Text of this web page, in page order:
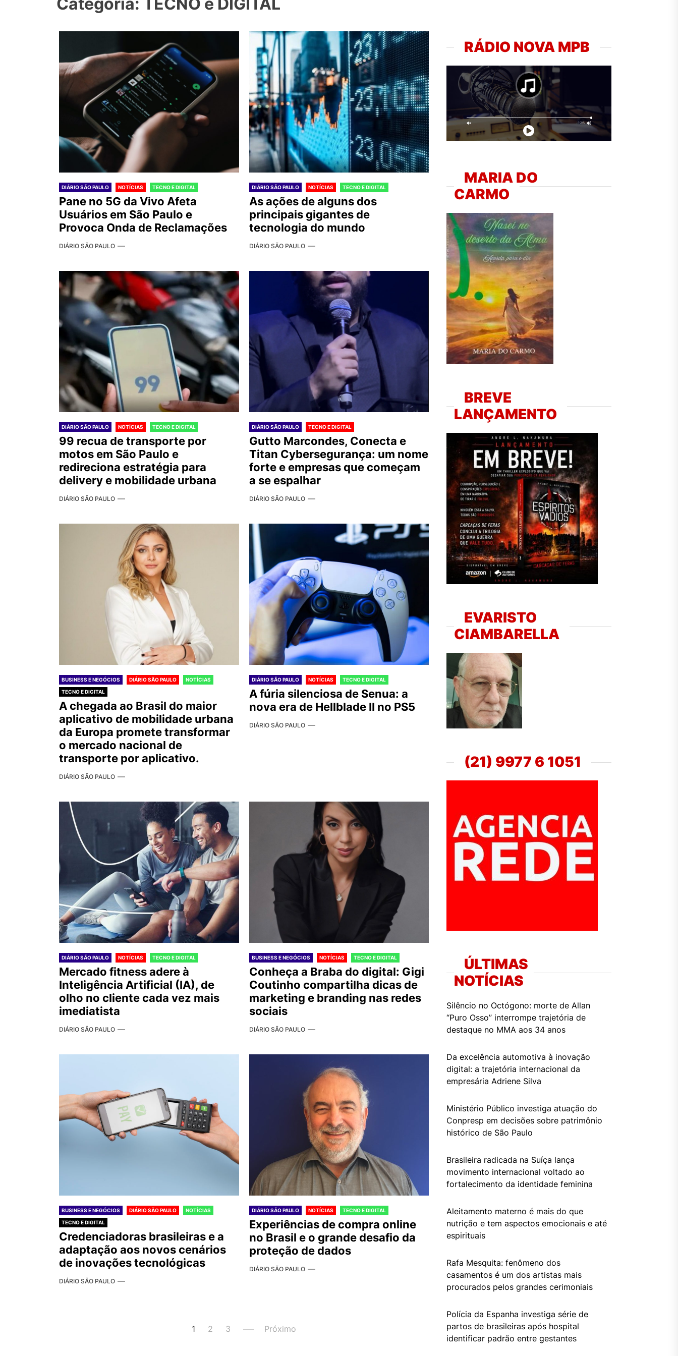
DIÁRIO SÃO PAULO NOTÍCIAS TECNO E DIGITAL
Pane no 5G da Vivo Afeta
Usuários em São Paulo e
Provoca Onda de Reclamações
DIÁRIO SÃO PAULO
DIÁRIO SÃO PAULO NOTÍCIAS TECNO E DIGITAL
As ações de alguns dos
principais gigantes de
tecnologia do mundo
DIÁRIO SÃO PAULO
DIÁRIO SÃO PAULO NOTÍCIAS TECNO E DIGITAL
99 recua de transporte por
motos em São Paulo e
redireciona estratégia para
delivery e mobilidade urbana
DIÁRIO SÃO PAULO
DIÁRIO SÃO PAULO TECNO E DIGITAL
Gutto Marcondes, Conecta e
Titan Cybersegurança: um nome
forte e empresas que começam
a se espalhar
DIÁRIO SÃO PAULO
BUSINESS E NEGÓCIOS DIÁRIO SÃO PAULO
NOTÍCIAS
TECNO E DIGITAL
A chegada ao Brasil do maior
aplicativo de mobilidade urbana
da Europa promete transformar
o mercado nacional de
transporte por aplicativo.
DIÁRIO SÃO PAULO
DIÁRIO SÃO PAULO NOTÍCIAS TECNO E DIGITAL
A fúria silenciosa de Senua: a
nova era de Hellblade II no PS5
DIÁRIO SÃO PAULO
DIÁRIO SÃO PAULO NOTÍCIAS TECNO E DIGITAL
Mercado fitness adere à
Inteligência Artificial (IA), de
olho no cliente cada vez mais
imediatista
DIÁRIO SÃO PAULO
BUSINESS E NEGÓCIOS NOTÍCIAS TECNO E DIGITAL
Conheça a Braba do digital: Gigi
Coutinho compartilha dicas de
marketing e branding nas redes
sociais
DIÁRIO SÃO PAULO
BUSINESS E NEGÓCIOS DIÁRIO SÃO PAULO
NOTÍCIAS
TECNO E DIGITAL
Credenciadoras brasileiras e a
adaptação aos novos cenários
de inovações tecnológicas
DIÁRIO SÃO PAULO
DIÁRIO SÃO PAULO NOTÍCIAS TECNO E DIGITAL
Experiências de compra online
no Brasil e o grande desafio da
proteção de dados
DIÁRIO SÃO PAULO
1 2 3 Próximo
RÁDIO NOVA MPB
MARIA DO
CARMO
BREVE
LANÇAMENTO
EVARISTO
CIAMBARELLA
(21) 9977 6 1051
ÚLTIMAS
NOTÍCIAS
Silêncio no Octógono: morte de Allan
“Puro Osso” interrompe trajetória de
destaque no MMA aos 34 anos
Da excelência automotiva à inovação
digital: a trajetória internacional da
empresária Adriene Silva
Ministério Público investiga atuação do
Conpresp em decisões sobre patrimônio
histórico de São Paulo
Brasileira radicada na Suíça lança
movimento internacional voltado ao
fortalecimento da identidade feminina
Aleitamento materno é mais do que
nutrição e tem aspectos emocionais e até
espirituais
Rafa Mesquita: fenômeno dos
casamentos é um dos artistas mais
procurados pelos grandes cerimoniais
Polícia da Espanha investiga série de
partos de brasileiras após hospital
identificar padrão entre gestantes